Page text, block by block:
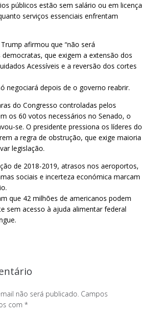
públicos estão sem salário ou em licença
serviços essenciais enfrentam
afirmou que “não será
democratas, que exigem a extensão dos
Acessíveis e a reversão dos cortes
negociará depois de o governo reabrir.
do Congresso controladas pelos
os 60 votos necessários no Senado, o
se. O presidente pressiona os líderes do
a regra de obstrução, que exige maioria
legislação.
de 2018-2019, atrasos nos aeroportos,
sociais e incerteza económica marcam
que 42 milhões de americanos podem
sem acesso à ajuda alimentar federal
não será publicado. Campos
com *